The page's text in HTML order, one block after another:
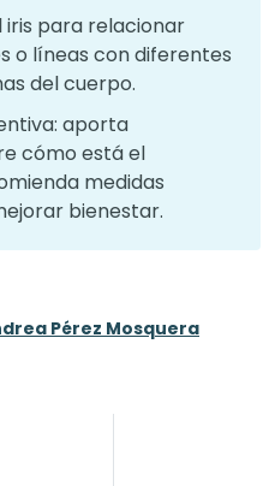
iris para relacionar
o líneas con diferentes
del cuerpo.
aporta
cómo está el
medidas
bienestar.
Pérez Mosquera